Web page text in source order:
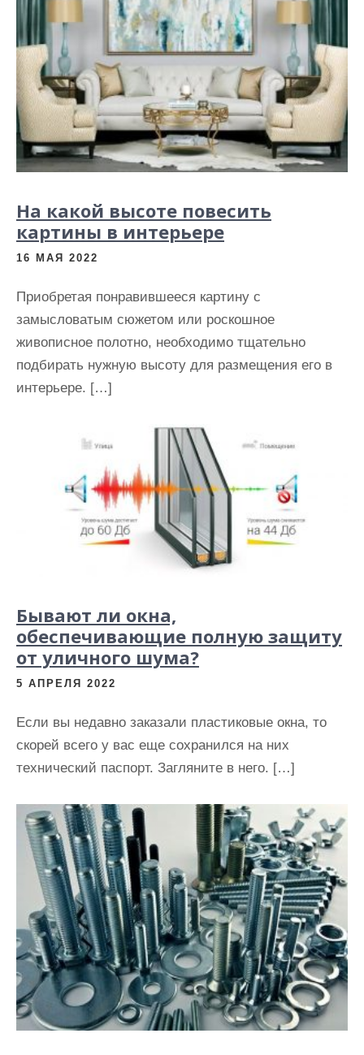
На какой высоте повесить
картины в интерьере
16 МАЯ 2022
Приобретая понравившееся картину с
замысловатым сюжетом или роскошное
живописное полотно, необходимо тщательно
подбирать нужную высоту для размещения его в
интерьере. […]
Бывают ли окна,
обеспечивающие полную защиту
от уличного шума?
5 АПРЕЛЯ 2022
Если вы недавно заказали пластиковые окна, то
скорей всего у вас еще сохранился на них
технический паспорт. Загляните в него. […]